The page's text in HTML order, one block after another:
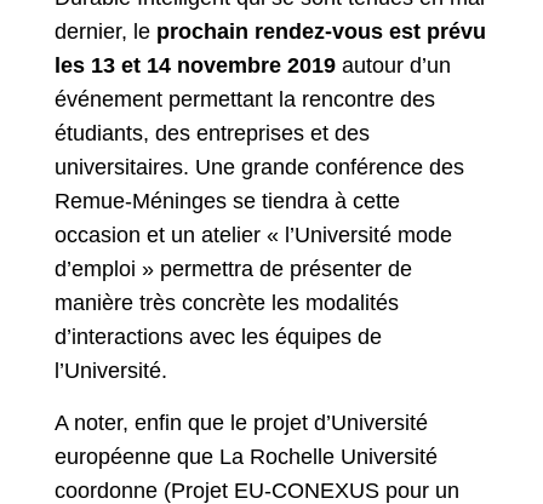
dernier, le prochain rendez-vous est prévu
les 13 et 14 novembre 2019 autour d’un
événement permettant la rencontre des
étudiants, des entreprises et des
universitaires. Une grande conférence des
Remue-Méninges se tiendra à cette
occasion et un atelier « l’Université mode
d’emploi » permettra de présenter de
manière très concrète les modalités
d’interactions avec les équipes de
l’Université.
A noter, enfin que le projet d’Université
européenne que La Rochelle Université
coordonne (Projet EU-CONEXUS pour un